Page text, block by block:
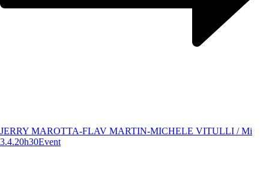
JERRY MAROTTA-FLAV MARTIN-MICHELE VITULLI / Mi
3.4.20h30Event